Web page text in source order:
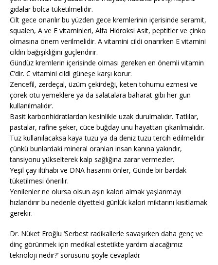
gıdalar bolca tüketilmelidir.
Cilt gece onarılır bu yüzden gece kremlerinin içerisinde seramit,
squalen, A ve E vitaminleri, Alfa Hidroksi Asit, peptitler ve çinko
olmasına önem verilmelidir. A vitamini cildi onarırken E vitamini
cildin bağışıklığını güçlendirir.
Gündüz kremlerin içerisinde olması gereken en önemli vitamin
C’dir. C vitamini cildi güneşe karşı korur.
Zencefil, zerdeçal, üzüm çekirdeği, keten tohumu ezmesi ve
çörek otu yemeklere ya da salatalara baharat gibi her gün
kullanılmalıdır.
Basit karbonhidratlardan kesinlikle uzak durulmalıdır. Tatlılar,
pastalar, rafine şeker, cüce buğday unu hayattan çıkarılmalıdır.
Tuz kullanılacaksa kaya tuzu ya da deniz tuzu tercih edilmelidir
çünkü bunlardaki mineral oranları insan kanına yakındır,
tansiyonu yükselterek kalp sağlığına zarar vermezler.
Yeşil çay iltihabı ve DNA hasarını önler, Günde bir bardak
tüketilmesi önerilir.
Yenilenler ne olursa olsun aşırı kalori almak yaşlanmayı
hızlandırır bu nedenle diyetteki günlük kalori miktarını kısıtlamak
gerekir.
Dr. Nüket Eroğlu ‘Serbest radikallerle savaşırken daha genç ve
dinç görünmek için medikal estetikte yardım alacağımız
teknoloji nedir?’ sorusunu şöyle cevapladı: